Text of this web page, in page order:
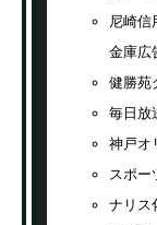
尼崎
金庫広
健勝苑
毎日放
神戸オ
スポー
ナリス